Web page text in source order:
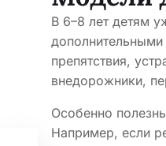
В 6–8 лет детям
препятствия,
внедорожники,
Особенно
Например, если